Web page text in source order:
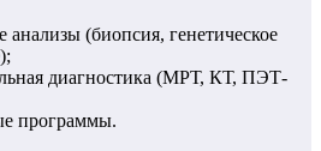
анализы (биопсия, генетическое
диагностика (МРТ, КТ, ПЭТ-
программы.